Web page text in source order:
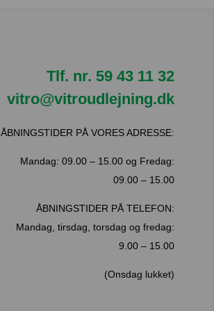
Tlf. nr. 59 43 11 32
vitro@vitroudlejning.dk
ÅBNINGSTIDER PÅ VORES ADRESSE:
Mandag: 09.00 – 15.00 og Fredag:
09.00 – 15.00
ÅBNINGSTIDER PÅ TELEFON:
Mandag, tirsdag, torsdag og fredag:
9.00 – 15.00
(Onsdag lukket)